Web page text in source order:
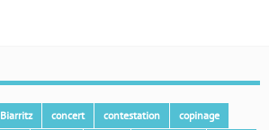
Biarritz concert contestation
copinage